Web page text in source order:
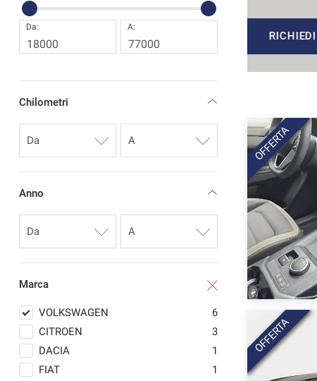
Da: A:
Chilometri
Anno
Marca
VOLKSWAGEN
6
CITROEN
3
DACIA
1
FIAT
1
OFFERTA
OFFERTA
seguito
descritte.
ottenere
informazioni
e
funzionamento
strumenti
di
si
rimanda
alla
cookie
Puoi
rivedere
e
modificare
le
tue
scelte